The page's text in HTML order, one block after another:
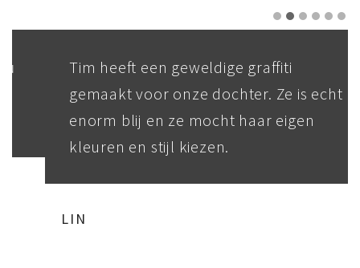
Tim heeft een geweldige graffiti
gemaakt voor onze dochter. Ze is echt
enorm blij en ze mocht haar eigen
kleuren en stijl kiezen.